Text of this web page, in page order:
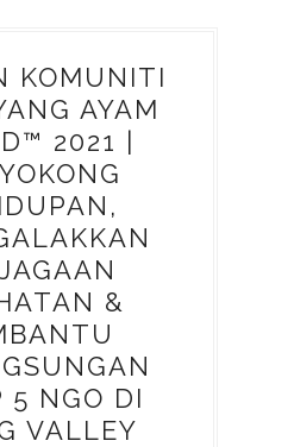
KOMUNITI
AYAM
2021 |
&
5 NGO DI
VALLEY